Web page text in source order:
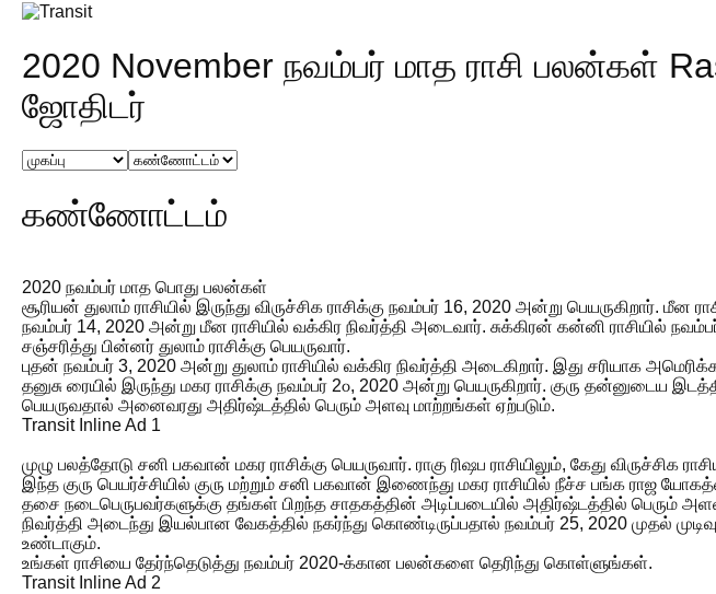
2020 November நவம்பர் மாத ராசி பலன்கள்
ஜோதிடர்
கண்ணோட்டம்
2020 நவம்பர் மாத பொது பலன்கள்
சூரியன் துலாம் ராசியில் இருந்து விருச்சிக ராசிக்கு நவம்பர் 16, 2020 அன்று பெயருகிறார். மீன
நவம்பர் 14, 2020 அன்று மீன ராசியில் வக்கிர நிவர்த்தி அடைவார். சுக்கிரன் கன்னி ராசியில்
சஞ்சரித்து பின்னர் துலாம் ராசிக்கு பெயருவார்.
புதன் நவம்பர் 3, 2020 அன்று துலாம் ராசியில் வக்கிர நிவர்த்தி அடைகிறார். இது சரியாக
தனுசு ரையில் இருந்து மகர ராசிக்கு நவம்பர் 2௦, 2020 அன்று பெயருகிறார். குரு தன்னுடைய
பெயருவதால் அனைவரது அதிர்ஷ்டத்தில் பெரும் அளவு மாற்றங்கள் ஏற்படும்.
Transit Inline Ad 1
முழு பலத்தோடு சனி பகவான் மகர ராசிக்கு பெயருவார். ராகு ரிஷப ராசியிலும், கேது விருச்சிக
இந்த குரு பெயர்ச்சியில் குரு மற்றும் சனி பகவான் இணைந்து மகர ராசியில் நீச்ச பங்க ராஜ
தசை நடைபெருபவர்களுக்கு தங்கள் பிறந்த சாதகத்தின் அடிப்படையில் அதிர்ஷ்டத்தில் பெரும்
நிவர்த்தி அடைந்து இயல்பான வேகத்தில் நகர்ந்து கொண்டிருப்பதால் நவம்பர் 25, 2020 முதல்
உண்டாகும்.
உங்கள் ராசியை தேர்ந்தெடுத்து நவம்பர் 2020-க்கான பலன்களை தெரிந்து கொள்ளுங்கள்.
Transit Inline Ad 2